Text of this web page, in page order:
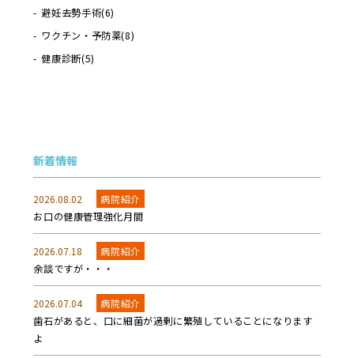
避妊去勢手術(6)
ワクチン・予防薬(8)
健康診断(5)
新着情報
2026.08.02 病院紹介
お口の健康管理強化月間
2026.07.18 病院紹介
余談ですが・・・
2026.07.04 病院紹介
歯石があると、口に細菌が過剰に繁殖していることになります
よ